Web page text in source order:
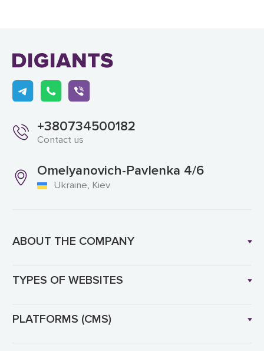
+380734500182
Contact us
Omelyanovich-Pavlenka 4/6
Ukraine, Kiev
ABOUT THE COMPANY
TYPES OF WEBSITES
PLATFORMS (CMS)